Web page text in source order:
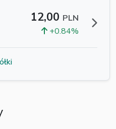
12,00 PLN
+0.84%